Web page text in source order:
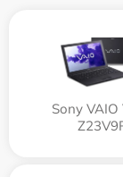
Sony VAIO